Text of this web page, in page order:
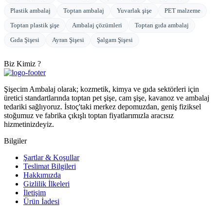
Plastik ambalaj
Toptan ambalaj Yuvarlak şişe
PET malzeme
Toptan plastik şişe
Ambalaj çözümleri
Toptan gıda ambalaj
Gıda Şişesi
Ayran Şişesi Şalgam Şişesi
Biz Kimiz ?
Şişecim Ambalaj olarak; kozmetik, kimya ve gıda sektörleri için
üretici standartlarında toptan pet şişe, cam şişe, kavanoz ve ambalaj
tedariki sağlıyoruz. İstoç'taki merkez depomuzdan, geniş fiziksel
stoğumuz ve fabrika çıkışlı toptan fiyatlarımızla aracısız
hizmetinizdeyiz.
Bilgiler
Şartlar & Koşullar
Teslimat Bilgileri
Hakkımızda
Gizlilik İlkeleri
İletişim
Ürün İadesi